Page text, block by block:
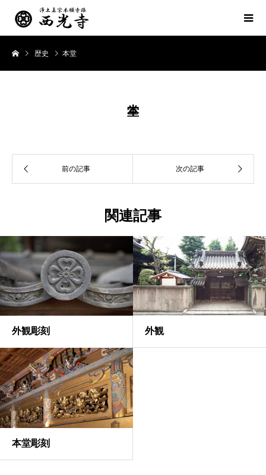
歴史 本堂
関連記事
外観彫刻 外観
本堂彫刻